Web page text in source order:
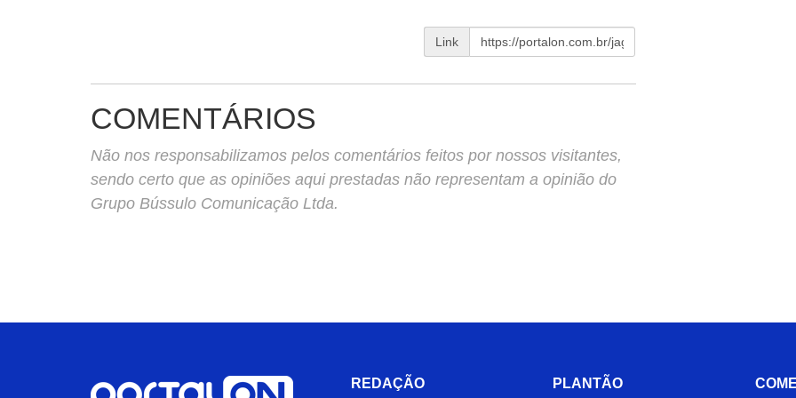
Link
COMENTÁRIOS
Não nos responsabilizamos pelos comentários feitos por nossos visitantes,
sendo certo que as opiniões aqui prestadas não representam a opinião do
Grupo Bússulo Comunicação Ltda.
REDAÇÃO PLANTÃO